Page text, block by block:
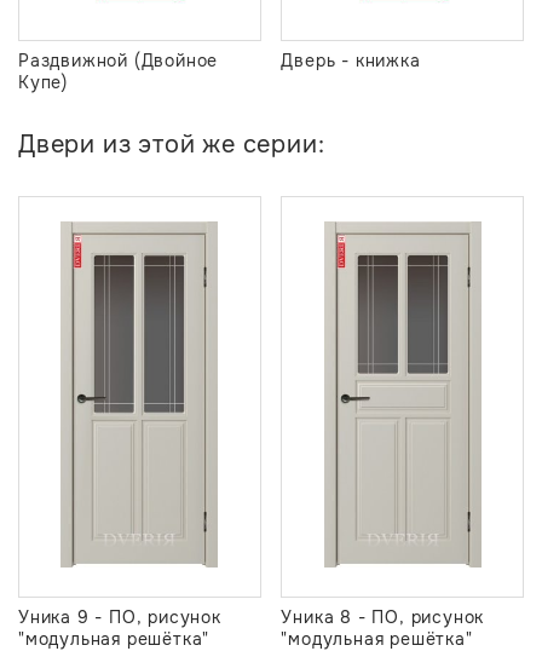
Раздвижной (Двойное
Купе)
Дверь - книжка
Двери из этой же серии:
Уника 9 - ПО, рисунок
"модульная решётка"
Уника 8 - ПО, рисунок
"модульная решётка"